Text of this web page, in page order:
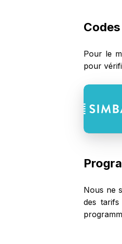
Pour le
pour
Nous ne
des